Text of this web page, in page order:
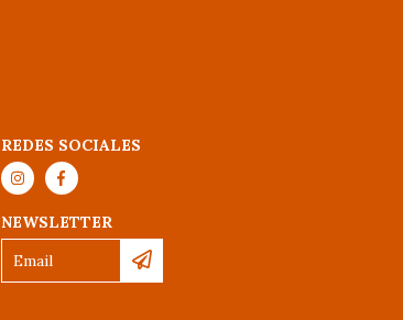
REDES SOCIALES
NEWSLETTER